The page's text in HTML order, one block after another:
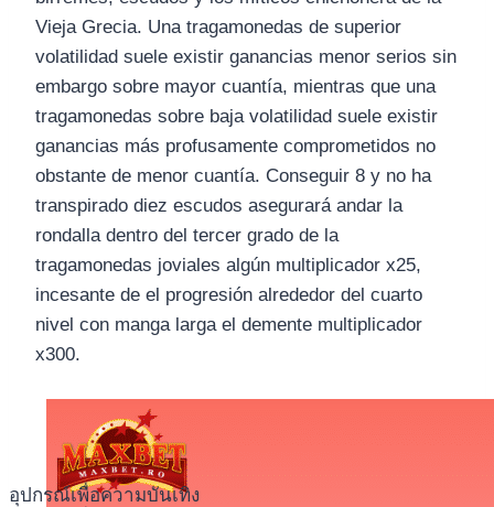
อุปกรณ์เพื่อความบันเทิง
Vieja Grecia. Una tragamonedas de superior
volatilidad suele existir ganancias menor serios sin
embargo sobre mayor cuantía, mientras que una
tragamonedas sobre baja volatilidad suele existir
ganancias más profusamente comprometidos no
obstante de menor cuantía. Conseguir 8 y no ha
transpirado diez escudos asegurará andar la
rondalla dentro del tercer grado de la
tragamonedas joviales algún multiplicador x25,
incesante de el progresión alrededor del cuarto
nivel con manga larga el demente multiplicador
x300.